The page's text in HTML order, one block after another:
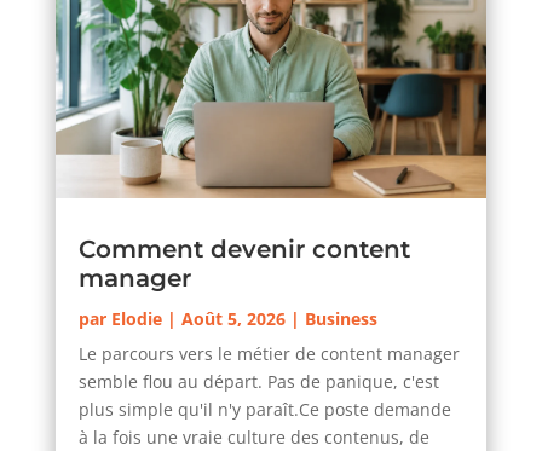
Comment devenir content
manager
par Elodie| Août 5, 2026| Business
Le parcours vers le métier de content manager
semble flou au départ. Pas de panique, c'est
plus simple qu'il n'y paraît.Ce poste demande
à la fois une vraie culture des contenus, de